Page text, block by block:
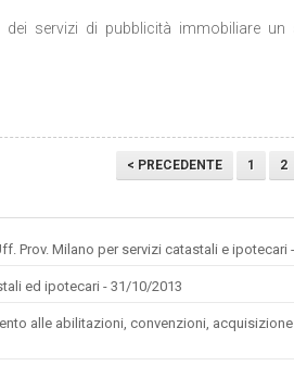
servizi di pubblicità immobiliare un
< PRECEDENTE 1 2
Prov. Milano per servizi catastali e ipotecari
ed ipotecari - 31/10/2013
alle abilitazioni, convenzioni,